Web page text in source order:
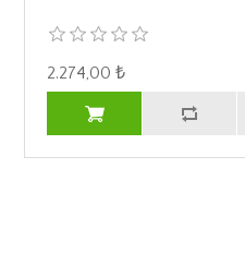
2.274,00 ₺